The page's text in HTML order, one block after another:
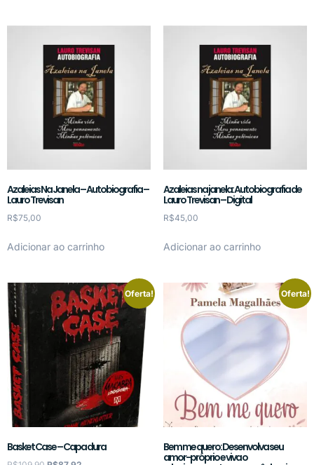
Azaleias Na Janela – Autobiografia –
Lauro Trevisan
R$75,00
Adicionar ao carrinho
Azaleias na janela: Autobiografia de
Lauro Trevisan – Digital
R$45,00
Adicionar ao carrinho
Oferta!
Basket Case – Capa dura
Oferta!
Bem me quero: Desenvolva seu
amor-próprio e viva o